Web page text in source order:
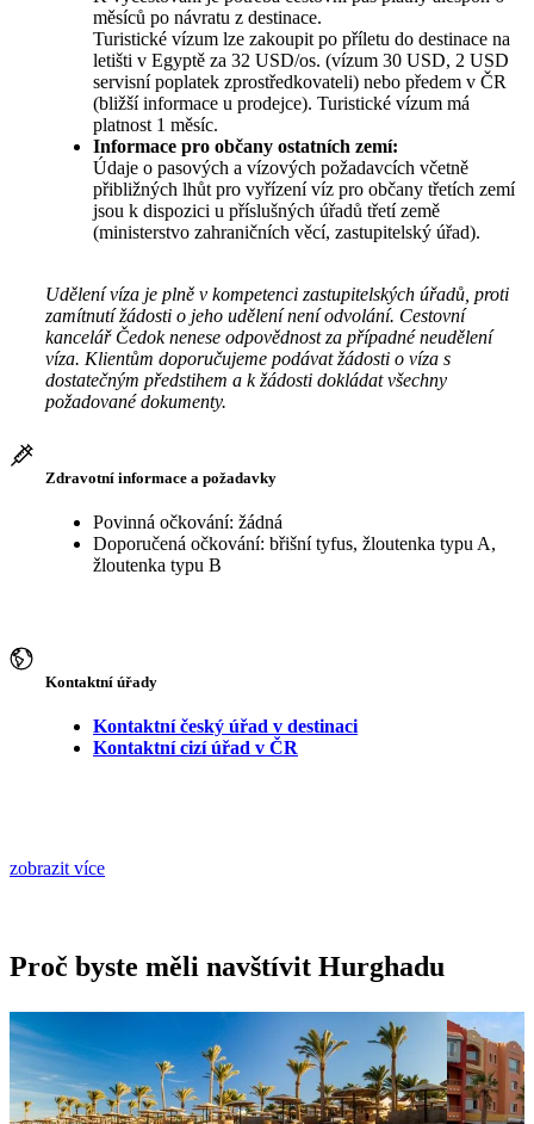
měsíců po návratu z destinace.
Turistické vízum lze zakoupit po příletu do destinace na
letišti v Egyptě za 32 USD/os. (vízum 30 USD, 2 USD
servisní poplatek zprostředkovateli) nebo předem v ČR
(bližší informace u prodejce). Turistické vízum má
platnost 1 měsíc.
Informace pro občany ostatních zemí:
Údaje o pasových a vízových požadavcích včetně
přibližných lhůt pro vyřízení víz pro občany třetích zemí
jsou k dispozici u příslušných úřadů třetí země
(ministerstvo zahraničních věcí, zastupitelský úřad).
Udělení víza je plně v kompetenci zastupitelských úřadů, proti
zamítnutí žádosti o jeho udělení není odvolání. Cestovní
kancelář Čedok nenese odpovědnost za případné neudělení
víza. Klientům doporučujeme podávat žádosti o víza s
dostatečným předstihem a k žádosti dokládat všechny
požadované dokumenty.
Zdravotní informace a požadavky
Povinná očkování: žádná
Doporučená očkování: břišní tyfus, žloutenka typu A,
žloutenka typu B
Kontaktní úřady
Kontaktní český úřad v destinaci
Kontaktní cizí úřad v ČR
zobrazit více
Proč byste měli navštívit Hurghadu